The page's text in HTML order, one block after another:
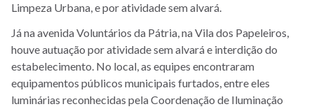
Limpeza Urbana, e por atividade sem alvará.
Já na avenida Voluntários da Pátria, na Vila dos Papeleiros,
houve autuação por atividade sem alvará e interdição do
estabelecimento. No local, as equipes encontraram
equipamentos públicos municipais furtados, entre eles
luminárias reconhecidas pela Coordenação de Iluminação